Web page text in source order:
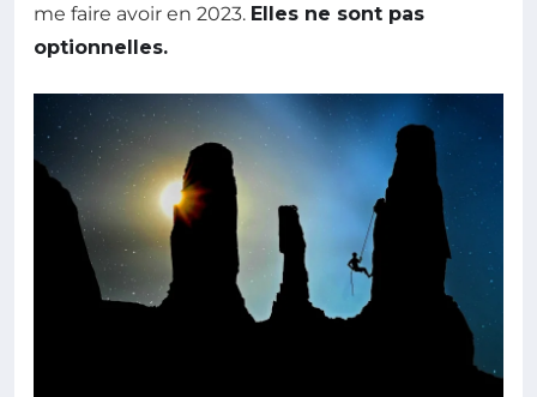
me faire avoir en 2023. Elles ne sont pas
optionnelles.